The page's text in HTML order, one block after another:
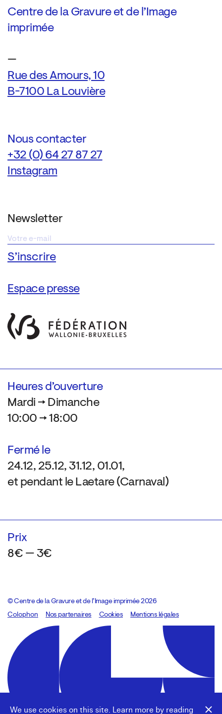
We use cookies on this site. Learn more by reading
Centre de la Gravure et de l’Image
imprimée
—
Rue des Amours, 10
B-7100 La Louvière
Nous contacter
+32 (0) 64 27 87 27
Instagram
Newsletter
Espace presse
Heures d’ouverture
Mardi → Dimanche
10:00 → 18:00
Fermé le
24.12, 25.12, 31.12, 01.01,
et pendant le Laetare (Carnaval)
Prix
8€ — 3€
© Centre de la Gravure et de l’Image imprimée 2026
Colophon
Design:Marcel Kaczmarek, code:8080.studio
Nos partenaires Cookies Mentions légales